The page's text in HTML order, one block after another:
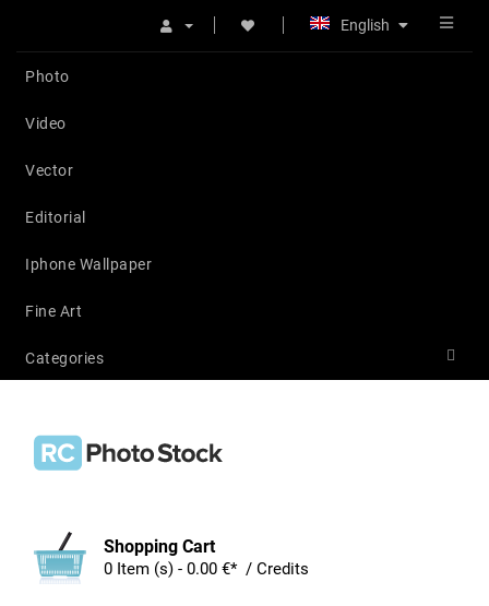
English
Photo
Video
Vector
Editorial
Iphone Wallpaper
Fine Art
Categories
Shopping Cart
0 Item (s) - 0.00 €* / Credits